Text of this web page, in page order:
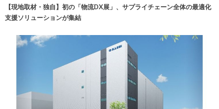
【現地取材・独自】初の「物流DX展」、サプライチェーン全体の最適化
支援ソリューションが集結